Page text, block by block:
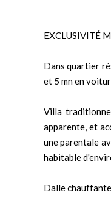
EXCLUSIVITÉ
Dans quartier
et 5 mn en
Villa
apparente, et
une parentale
habitable
Dalle